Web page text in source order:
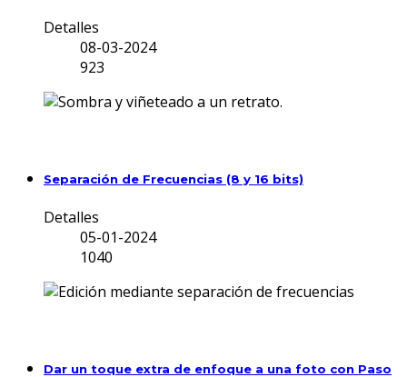
Detalles
08-03-2024
923
Separación de Frecuencias (8 y 16 bits)
Detalles
05-01-2024
1040
Dar un toque extra de enfoque a una foto con Paso